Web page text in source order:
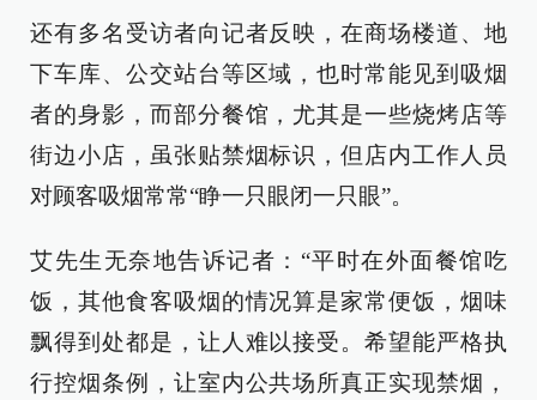
还有多名受访者向记者反映，在商场楼道、地
下车库、公交站台等区域，也时常能见到吸烟
者的身影，而部分餐馆，尤其是一些烧烤店等
街边小店，虽张贴禁烟标识，但店内工作人员
对顾客吸烟常常“睁一只眼闭一只眼”。
艾先生无奈地告诉记者：“平时在外面餐馆吃
饭，其他食客吸烟的情况算是家常便饭，烟味
飘得到处都是，让人难以接受。希望能严格执
行控烟条例，让室内公共场所真正实现禁烟，